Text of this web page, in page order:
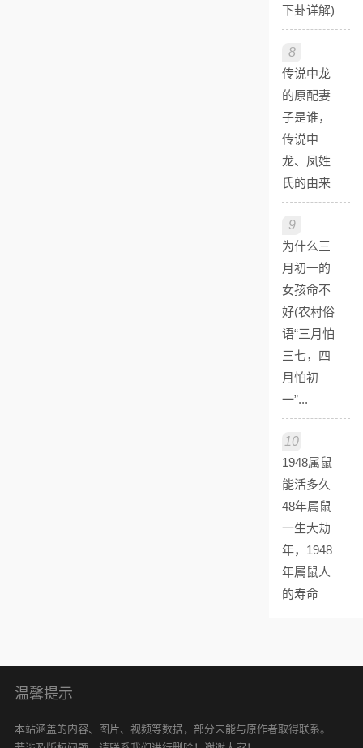
下卦详解)
8
传说中龙
的原配妻
子是谁，
传说中
龙、凤姓
氏的由来
9
为什么三
月初一的
女孩命不
好(农村俗
语“三月怕
三七，四
月怕初
一”...
10
1948属鼠
能活多久
48年属鼠
一生大劫
年，1948
年属鼠人
的寿命
温馨提示
本站涵盖的内容、图片、视频等数据，部分未能与原作者取得联系。